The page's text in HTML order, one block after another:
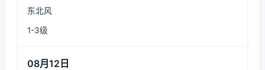
东北风
1-3级
08月12日